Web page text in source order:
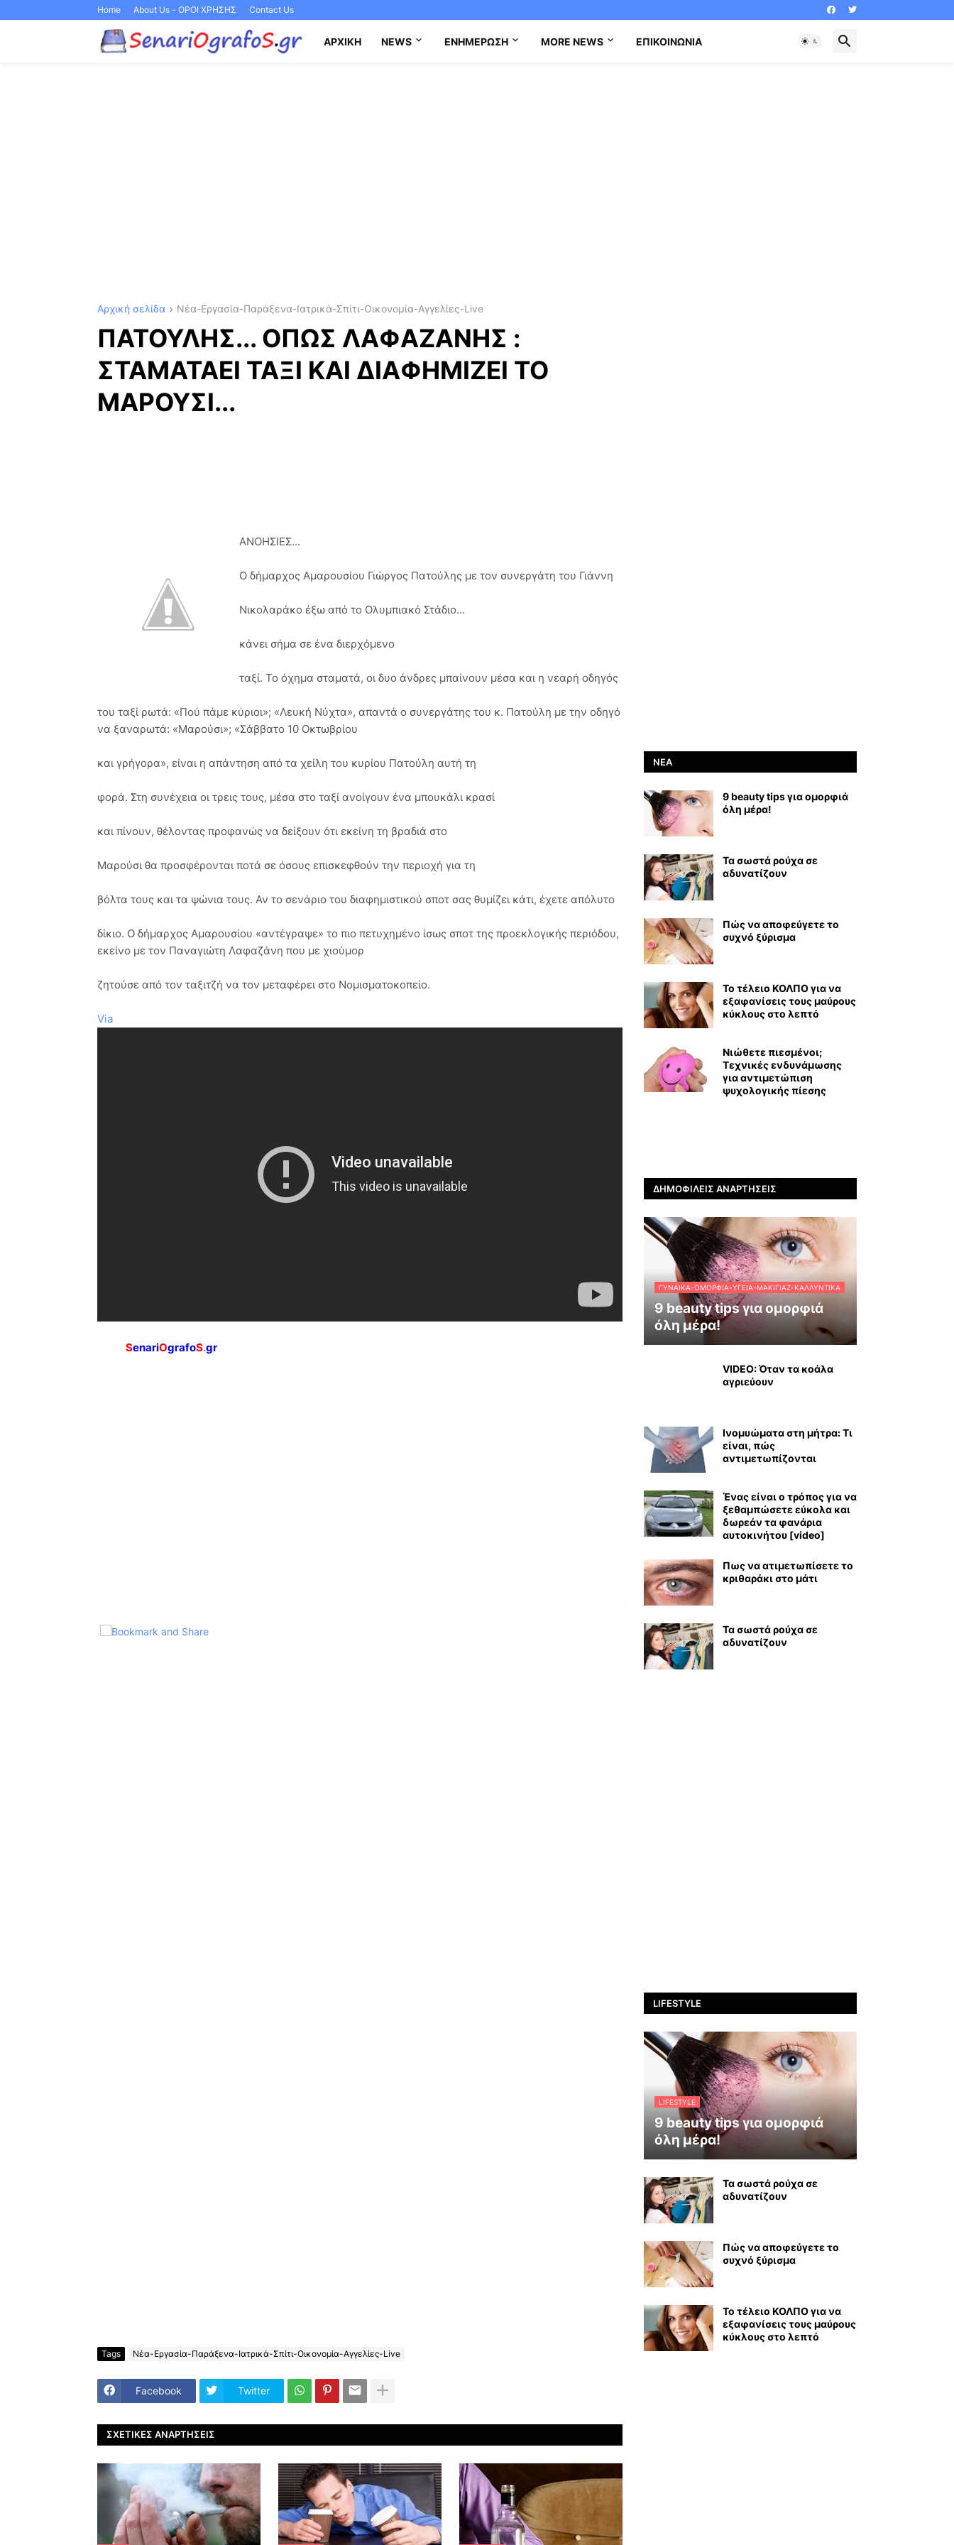
Home About Us - ΟΡΟΙ ΧΡΗΣΗΣ Contact Us
ΑΡΧΙΚΉ NEWS ΕΝΗΜΈΡΩΣΗ MORE NEWS ΕΠΙΚΟΙΝΩΝΊΑ
Αρχική σελίδα Νέα-Εργασία-Παράξενα-Ιατρικά-Σπίτι-Οικονομία-Αγγελίες-Live
ΠΑΤΟΥΛΗΣ... ΟΠΩΣ ΛΑΦΑΖΑΝΗΣ :
ΣΤΑΜΑΤΑΕΙ ΤΑΞΙ ΚΑΙ ΔΙΑΦΗΜΙΖΕΙ ΤΟ
ΜΑΡΟΥΣΙ...
ΑΝΟΗΣΙΕΣ...
Ο δήμαρχος Αμαρουσίου Γιώργος Πατούλης με τον συνεργάτη του Γιάννη
Νικολαράκο έξω από το Ολυμπιακό Στάδιο...
κάνει σήμα σε ένα διερχόμενο
ταξί. Το όχημα σταματά, οι δυο άνδρες μπαίνουν μέσα και η νεαρή οδηγός
του ταξί ρωτά: «Πού πάμε κύριοι»; «Λευκή Νύχτα», απαντά ο συνεργάτης του κ. Πατούλη με την οδηγό
να ξαναρωτά: «Μαρούσι»; «Σάββατο 10 Οκτωβρίου
και γρήγορα», είναι η απάντηση από τα χείλη του κυρίου Πατούλη αυτή τη
φορά. Στη συνέχεια οι τρεις τους, μέσα στο ταξί ανοίγουν ένα μπουκάλι κρασί
και πίνουν, θέλοντας προφανώς να δείξουν ότι εκείνη τη βραδιά στο
Μαρούσι θα προσφέρονται ποτά σε όσους επισκεφθούν την περιοχή για τη
βόλτα τους και τα ψώνια τους. Αν το σενάριο του διαφημιστικού σποτ σας θυμίζει κάτι, έχετε απόλυτο
δίκιο. Ο δήμαρχος Αμαρουσίου «αντέγραψε» το πιο πετυχημένο ίσως σποτ της προεκλογικής περιόδου,
εκείνο με τον Παναγιώτη Λαφαζάνη που με χιούμορ
ζητούσε από τον ταξιτζή να τον μεταφέρει στο Νομισματοκοπείο.
Via
SenariOgrafoS.gr
Tags Νέα-Εργασία-Παράξενα-Ιατρικά-Σπίτι-Οικονομία-Αγγελίες-Live
Facebook Twitter
ΣΧΕΤΙΚΈΣ ΑΝΑΡΤΉΣΕΙΣ
ΝΈΑ
9 beauty tips για ομορφιά
όλη μέρα!
Τα σωστά ρούχα σε
αδυνατίζουν
Πώς να αποφεύγετε το
συχνό ξύρισμα
Το τέλειο ΚΟΛΠΟ για να
εξαφανίσεις τους μαύρους
κύκλους στο λεπτό
Νιώθετε πιεσμένοι;
Τεχνικές ενδυνάμωσης
για αντιμετώπιση
ψυχολογικής πίεσης
ΔΗΜΟΦΙΛΕΊΣ ΑΝΑΡΤΉΣΕΙΣ
ΓΥΝΑΊΚΑ-ΟΜΟΡΦΙΆ-ΥΓΕΊΑ-ΜΑΚΙΓΙΆΖ-ΚΑΛΛΥΝΤΙΚΆ
9 beauty tips για ομορφιά
όλη μέρα!
VIDEO: Όταν τα κοάλα
αγριεύουν
Ινομυώματα στη μήτρα: Τι
είναι, πώς
αντιμετωπίζονται
Ένας είναι ο τρόπος για να
ξεθαμπώσετε εύκολα και
δωρεάν τα φανάρια
αυτοκινήτου [video]
Πως να ατιμετωπίσετε το
κριθαράκι στο μάτι
Τα σωστά ρούχα σε
αδυνατίζουν
LIFESTYLE
LIFESTYLE
9 beauty tips για ομορφιά
όλη μέρα!
Τα σωστά ρούχα σε
αδυνατίζουν
Πώς να αποφεύγετε το
συχνό ξύρισμα
Το τέλειο ΚΟΛΠΟ για να
εξαφανίσεις τους μαύρους
κύκλους στο λεπτό